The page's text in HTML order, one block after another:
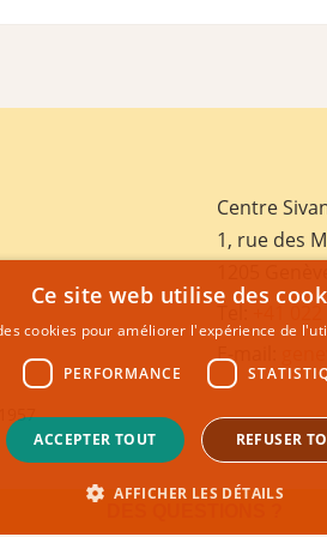
Centre
1, rue des
E-mail:
Ce site web utilise des
cookies pour améliorer l'expérience de
PERFORMANCE
ACCEPTER TOUT REFUSER
AFFICHER LES DÉTAILS